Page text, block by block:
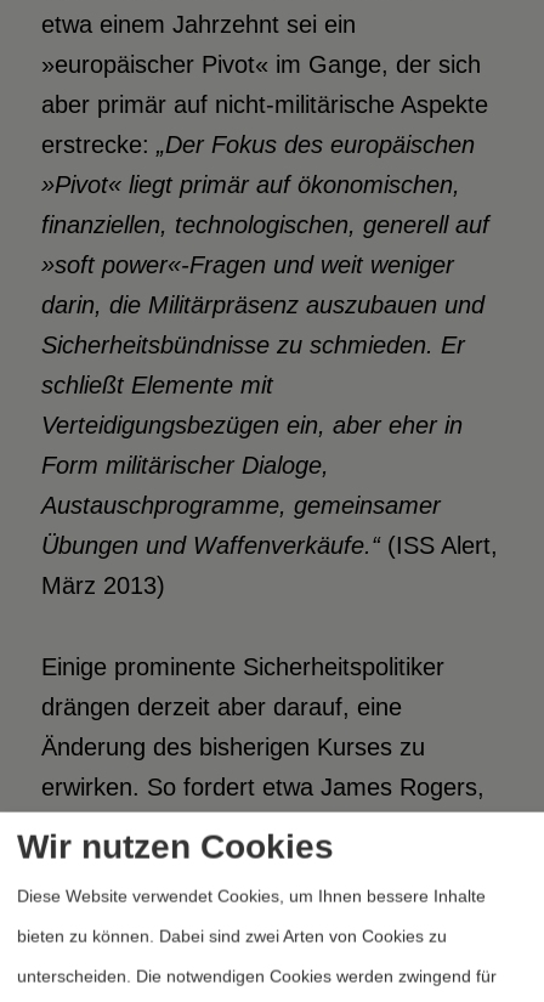
etwa einem Jahrzehnt sei ein
»europäischer Pivot« im Gange, der sich
aber primär auf nicht-militärische Aspekte
erstrecke: „Der Fokus des europäischen
»Pivot« liegt primär auf ökonomischen,
finanziellen, technologischen, generell auf
»soft power«-Fragen und weit weniger
darin, die Militärpräsenz auszubauen und
Sicherheitsbündnisse zu schmieden. Er
schließt Elemente mit
Verteidigungsbezügen ein, aber eher in
Form militärischer Dialoge,
Austauschprogramme, gemeinsamer
Übungen und Waffenverkäufe.“(ISS Alert,
März 2013)
Einige prominente Sicherheitspolitiker
drängen derzeit aber darauf, eine
Änderung des bisherigen Kurses zu
erwirken. So fordert etwa James Rogers,
der vom ISS mit der Ausarbeitung des
Vorschlagskatalogs für den
»Rüstungsgipfel« der EU-Staats- und
Regierungschefs im Dezember 2013
beauftragt wurde:„Europa könnte seine
Wir nutzen Cookies
Diese Website verwendet Cookies, um Ihnen bessere Inhalte
bieten zu können. Dabei sind zwei Arten von Cookies zu
unterscheiden. Die notwendigen Cookies werden zwingend für